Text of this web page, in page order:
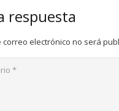
respuesta
correo electrónico no será